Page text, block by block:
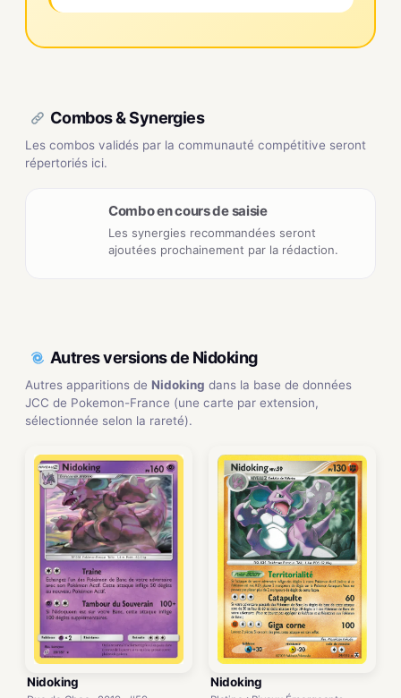
Combos & Synergies
Les combos validés par la communauté compétitive seront
répertoriés ici.
Combo en cours de saisie
Les synergies recommandées seront
ajoutées prochainement par la rédaction.
Autres versions de Nidoking
Autres apparitions de Nidoking dans la base de données
JCC de Pokemon-France (une carte par extension,
sélectionnée selon la rareté).
Nidoking Nidoking